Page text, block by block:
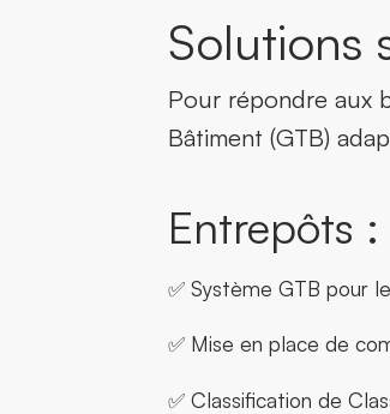
Solutions
Pour répondre aux
Bâtiment (GTB)
Entrepôts :
✅ Système GTB pour
✅ Mise en place de
✅ Classification de